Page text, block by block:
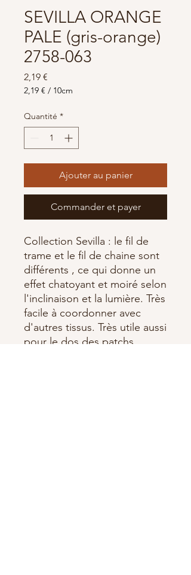
SEVILLA ORANGE
PALE (gris-orange)
2758-063
2,19 €
2,19 € / 10cm
pour
10
Centimètres
Quantité *
Ajouter au panier
Commander et payer
Collection Sevilla : le fil de
trame et le fil de chaine sont
différents , ce qui donne un
effet chatoyant et moiré selon
l'inclinaison et la lumière. Très
facile à coordonner avec
d'autres tissus. Très utile aussi
pour le dos des patchs